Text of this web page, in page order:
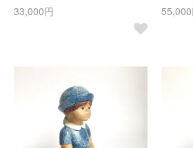
33,000円